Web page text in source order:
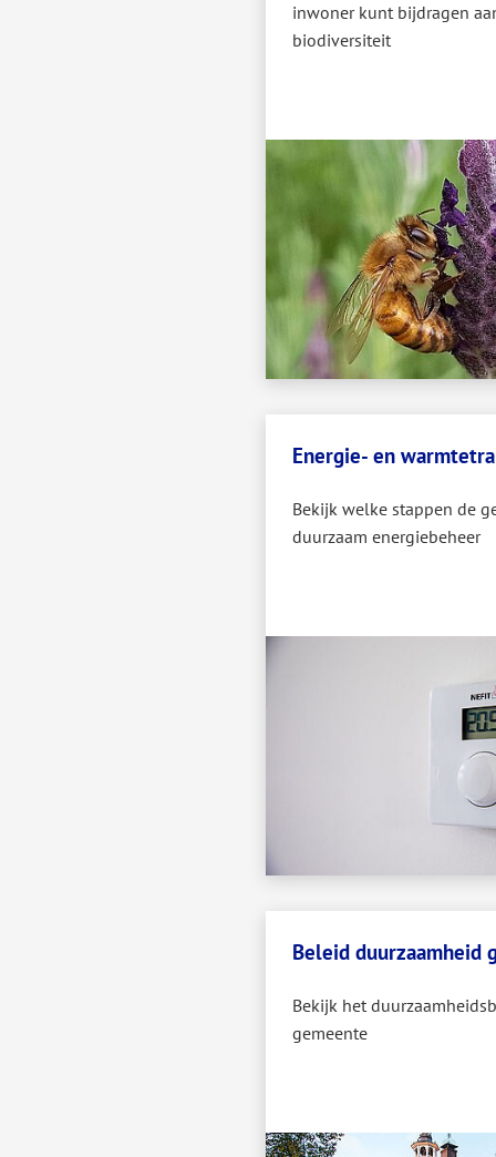
inwoner kunt bijdragen
biodiversiteit
Energie- en
Bekijk welke stappen de
duurzaam energiebeheer
Beleid duurzaamheid
Bekijk het
gemeente